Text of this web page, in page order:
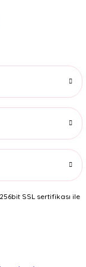
SSL sertifikası ile